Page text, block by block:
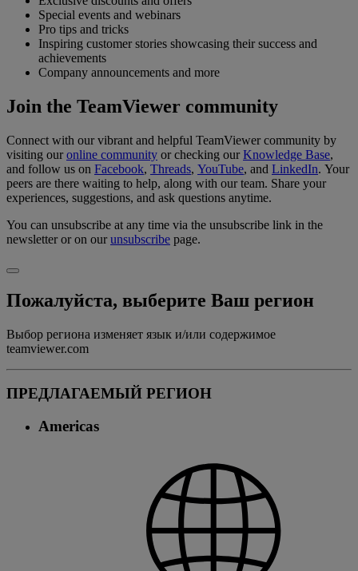
Special events and webinars
Pro tips and tricks
Inspiring customer stories showcasing their success and
achievements
Company announcements and more
Join the TeamViewer community
Connect with our vibrant and helpful TeamViewer community by
visiting ouronline community or checking ourKnowledge Base,
and follow us on Facebook, Threads, YouTube, and LinkedIn. Your
peers are there waiting to help, along with our team. Share your
experiences, suggestions, and ask questions anytime.
You can unsubscribe at any time via the unsubscribe link in the
newsletter or on ourunsubscribe page.
Пожалуйста, выберите Ваш регион
Выбор региона изменяет язык и/или содержимое
teamviewer.com
ПРЕДЛАГАЕМЫЙ РЕГИОН
Americas